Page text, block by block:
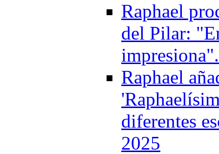
Raphael
del Pilar:
Raphael
diferentes
2025